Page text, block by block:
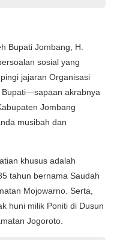
Bupati Jombang, H.
sosial yang
jajaran Organisasi
Bupati—sapaan akrabnya
Jombang
musibah dan
khusus adalah
tahun bernama Saudah
Mojowarno. Serta,
huni milik Poniti di Dusun
Jogoroto.